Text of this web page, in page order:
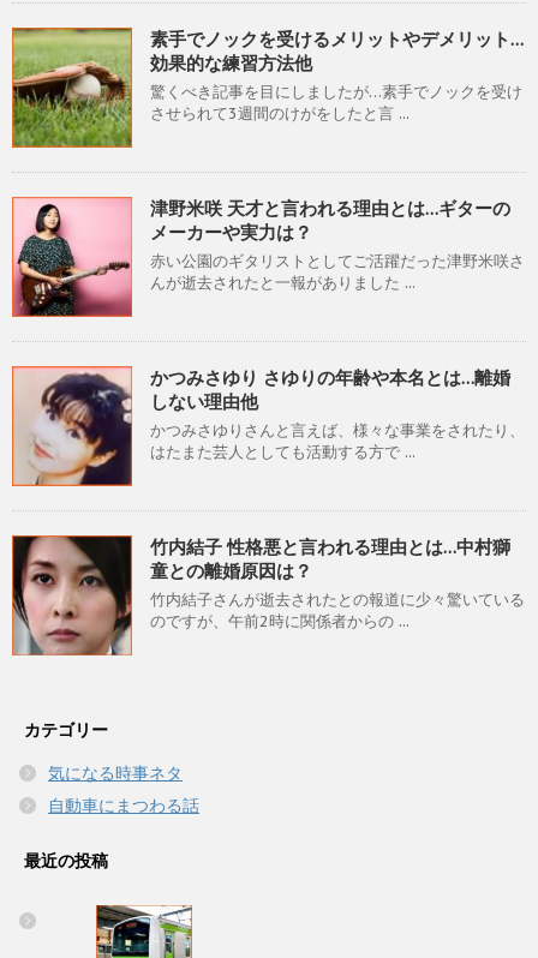
素手でノックを受けるメリットやデメリット…
効果的な練習方法他
驚くべき記事を目にしましたが…素手でノックを受け
させられて3週間のけがをしたと言 ...
津野米咲 天才と言われる理由とは…ギターの
メーカーや実力は？
赤い公園のギタリストとしてご活躍だった津野米咲さ
んが逝去されたと一報がありました ...
かつみさゆり さゆりの年齢や本名とは…離婚
しない理由他
かつみさゆりさんと言えば、様々な事業をされたり、
はたまた芸人としても活動する方で ...
竹内結子 性格悪と言われる理由とは…中村獅
童との離婚原因は？
竹内結子さんが逝去されたとの報道に少々驚いている
のですが、午前2時に関係者からの ...
カテゴリー
気になる時事ネタ
自動車にまつわる話
最近の投稿